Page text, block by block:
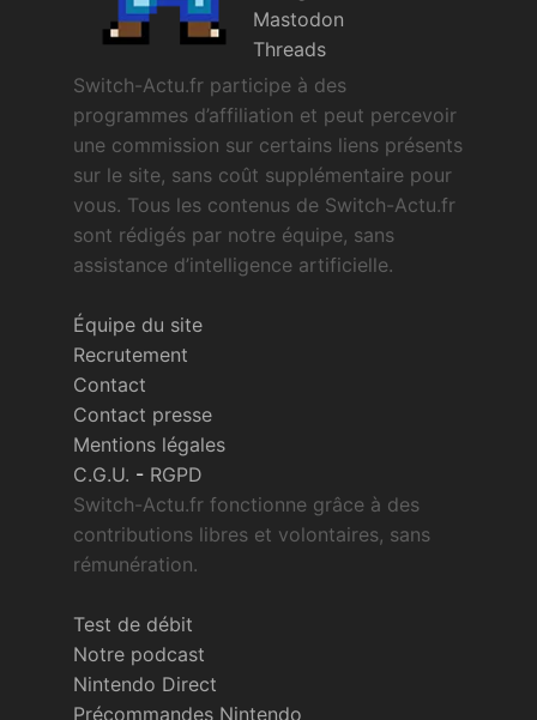
Mastodon
Threads
Switch-Actu.fr participe à des
programmes d’affiliation et peut percevoir
une commission sur certains liens présents
sur le site, sans coût supplémentaire pour
vous. Tous les contenus de Switch-Actu.fr
sont rédigés par notre équipe, sans
assistance d’intelligence artificielle.
Équipe du site
Recrutement
Contact
Contact presse
Mentions légales
C.G.U. - RGPD
Switch-Actu.fr fonctionne grâce à des
contributions libres et volontaires, sans
rémunération.
Test de débit
Notre podcast
Nintendo Direct
Précommandes Nintendo